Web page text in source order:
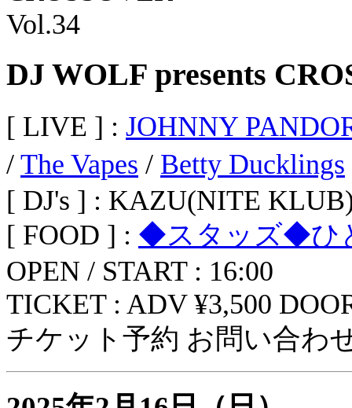
DJ WOLF presents
[ LIVE ] : JOHNNY
/ The Vapes / Betty Ducklings
[ DJ's ] : KAZU(NITE
[ FOOD ] : ◆スタッズ◆ひ
OPEN / START : 16:00
TICKET : ADV ¥3,500
チケット予約 お問い合わ